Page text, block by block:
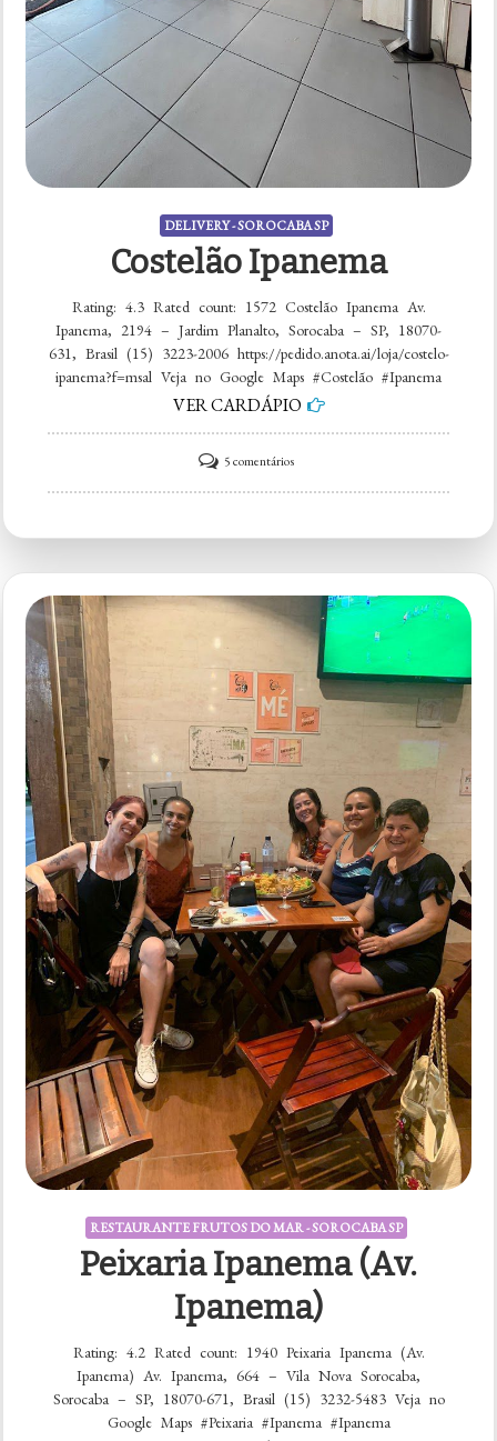
DELIVERY - SOROCABA SP
Costelão Ipanema
Rating: 4.3 Rated count: 1572 Costelão Ipanema Av.
Ipanema, 2194 – Jardim Planalto, Sorocaba – SP, 18070-
631, Brasil (15) 3223-2006 https://pedido.anota.ai/loja/costelo-
ipanema?f=msal Veja no Google Maps #Costelão #Ipanema
VER CARDÁPIO
5 comentáriosem
Costelão
RESTAURANTE FRUTOS DO MAR - SOROCABA SP
Peixaria Ipanema (Av.
Ipanema)
Rating: 4.2 Rated count: 1940 Peixaria Ipanema (Av.
Ipanema) Av. Ipanema, 664 – Vila Nova Sorocaba,
Sorocaba – SP, 18070-671, Brasil (15) 3232-5483 Veja no
Google Maps #Peixaria #Ipanema #Ipanema